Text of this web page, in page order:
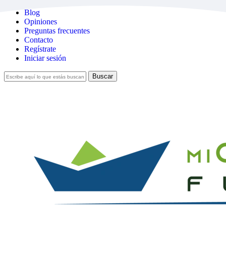
Skip
main
content
Blog
Opiniones
Preguntas frecuentes
Contacto
Regístrate
Iniciar sesión
Buscar